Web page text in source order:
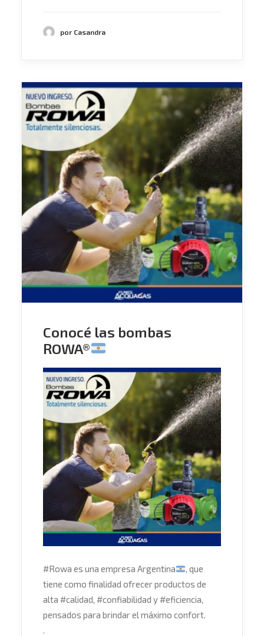
por Casandra
Conocé las bombas
ROWA®
#Rowa es una empresa Argentina
, que
tiene como finalidad ofrecer productos de
alta #calidad, #confiabilidad y#eficiencia,
pensados para brindar el máximo confort.
.